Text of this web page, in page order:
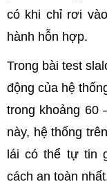
có khi chỉ rơi
hành hỗn hợp.
Trong bài test
động của hệ
trong khoảng 60
này, hệ thống
lái có thể tự tin
cách an toàn